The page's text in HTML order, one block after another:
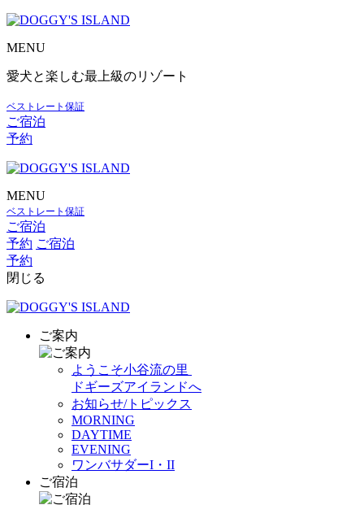
MENU
愛犬と楽しむ最上級のリゾート
ベストレート保証
ご宿泊
予約
MENU
ベストレート保証
ご宿泊
予約 ご宿泊
予約
閉じる
ご案内
ようこそ小谷流の里
ドギーズアイランドへ
お知らせ/トピックス
MORNING
DAYTIME
EVENING
ワンバサダーI・II
ご宿泊